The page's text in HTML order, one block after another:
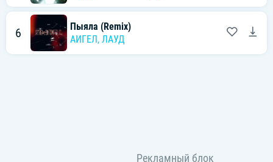
6
Пыяла (Remix)
АИГЕЛ, ЛАУД